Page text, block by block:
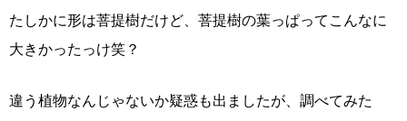
たしかに形は菩提樹だけど、菩提樹の葉っぱってこんなに
大きかったっけ笑？
違う植物なんじゃないか疑惑も出ましたが、調べてみた